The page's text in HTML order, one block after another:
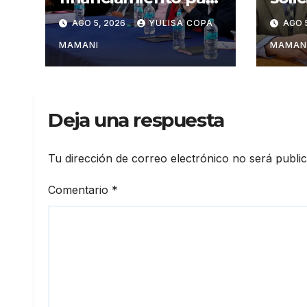
tres proyectos
estratégicos de
Chuquisaca
AGO 5, 2026 YULISA COPA
MAMANI
AGO
Deja una respuesta
Tu dirección de correo electrónico no será
Comentario *